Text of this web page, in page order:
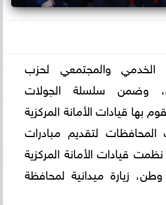
الخدمي والمجتمعي لحزب
وضمن سلسلة الجولات
بها قيادات الأمانة المركزية
لتقديم مبادرات
قيادات الأمانة المركزية
زيارة ميدانية لمحافظة